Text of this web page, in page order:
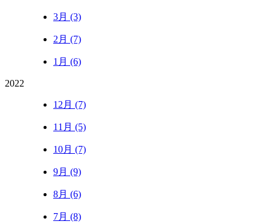
3月 (3)
2月 (7)
1月 (6)
2022
12月 (7)
11月 (5)
10月 (7)
9月 (9)
8月 (6)
7月 (8)